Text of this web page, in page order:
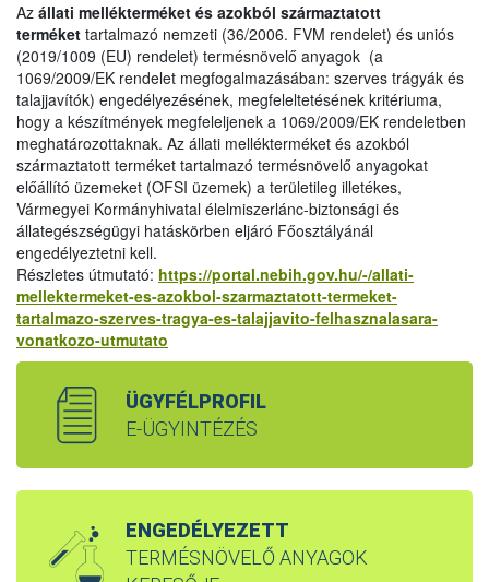
Az állati mellékterméket és azokból származtatott
terméket tartalmazó nemzeti (36/2006. FVM rendelet) és uniós
(2019/1009 (EU) rendelet) termésnövelő anyagok (a
1069/2009/EK rendelet megfogalmazásában: szerves trágyák és
talajjavítók) engedélyezésének, megfeleltetésének kritériuma,
hogy a készítmények megfeleljenek a 1069/2009/EK rendeletben
meghatározottaknak. Az állati mellékterméket és azokból
származtatott terméket tartalmazó termésnövelő anyagokat
előállító üzemeket (OFSI üzemek) a területileg illetékes,
Vármegyei Kormányhivatal élelmiszerlánc-biztonsági és
állategészségügyi hatáskörben eljáró Főosztályánál
engedélyeztetni kell.
Részletes útmutató: https://portal.nebih.gov.hu/-/allati-
mellektermeket-es-azokbol-szarmaztatott-termeket-
tartalmazo-szerves-tragya-es-talajjavito-felhasznalasara-
vonatkozo-utmutato
ÜGYFÉLPROFIL
E-ÜGYINTÉZÉS
ENGEDÉLYEZETT
TERMÉSNÖVELŐ ANYAGOK